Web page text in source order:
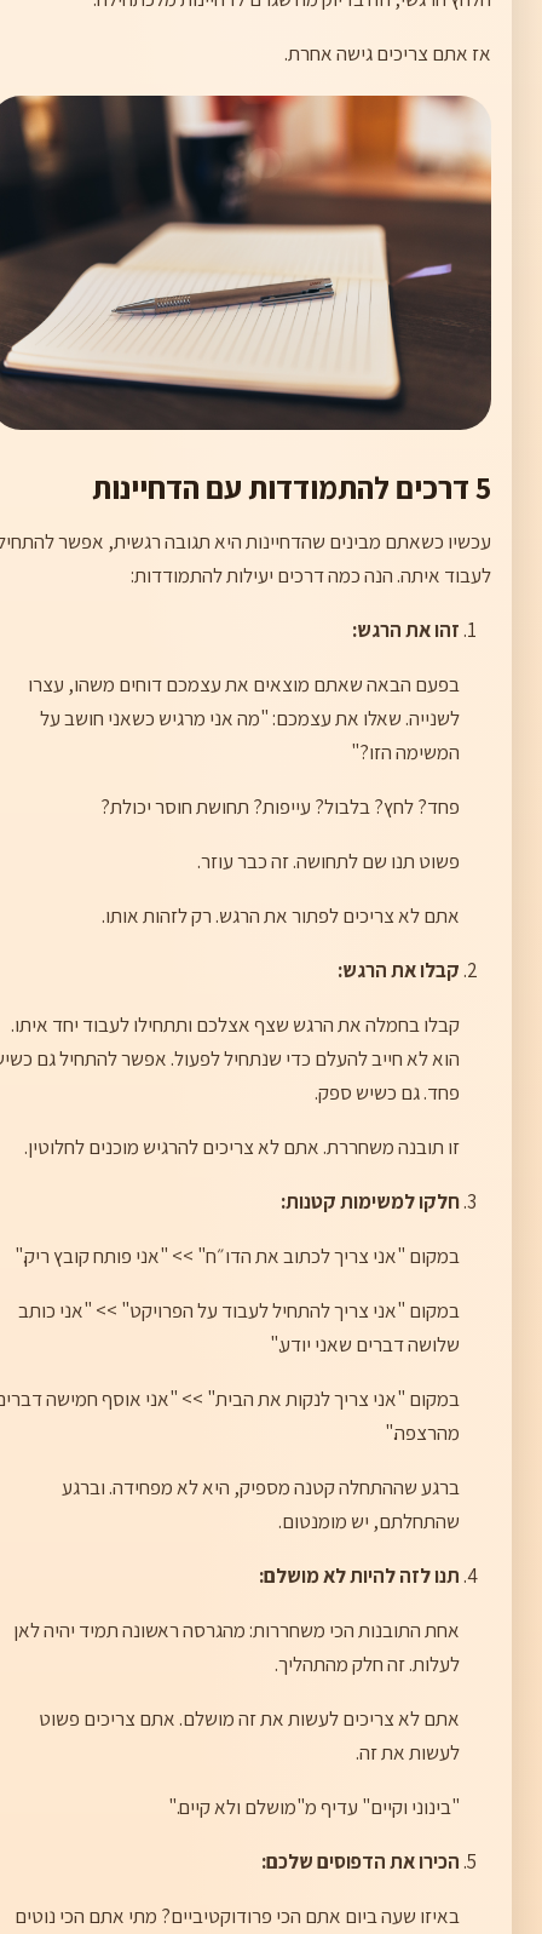
אז אתם צריכים גישה אחרת.
5 דרכים להתמודדות עם הדחיינות
עכשיו כשאתם מבינים שהדחיינות היא תגובה רגשית, אפשר
לעבוד איתה. הנה כמה דרכים יעילות להתמודדות:
זהו את הרגש:
בפעם הבאה שאתם מוצאים את עצמכם דוחים משהו, עצרו
לשנייה. שאלו את עצמכם: "מה אני מרגיש כשאני חושב על
המשימה הזו?"
פחד? לחץ? בלבול? עייפות? תחושת חוסר יכולת?
פשוט תנו שם לתחושה. זה כבר עוזר.
אתם לא צריכים לפתור את הרגש. רק לזהות אותו.
קבלו את הרגש:
קבלו בחמלה את הרגש שצף אצלכם ותתחילו לעבוד יחד איתו.
הוא לא חייב להעלם כדי שנתחיל לפעול. אפשר להתחיל גם
פחד. גם כשיש ספק.
זו תובנה משחררת. אתם לא צריכים להרגיש מוכנים לחלוטין.
חלקו למשימות קטנות:
במקום "אני צריך לכתוב את הדו״ח" >> "אני פותח קובץ ריק."
במקום "אני צריך להתחיל לעבוד על הפרויקט" >> "אני כותב
שלושה דברים שאני יודע."
במקום "אני צריך לנקות את הבית" >> "אני אוסף חמישה
מהרצפה."
ברגע שההתחלה קטנה מספיק, היא לא מפחידה. וברגע
שהתחלתם, יש מומנטום.
תנו לזה להיות לא מושלם:
אחת התובנות הכי משחררות: מהגרסה ראשונה תמיד יהיה לאן
לעלות. זה חלק מהתהליך.
אתם לא צריכים לעשות את זה מושלם. אתם צריכים פשוט
לעשות את זה.
"בינוני וקיים" עדיף מ"מושלם ולא קיים."
הכירו את הדפוסים שלכם:
באיזו שעה ביום אתם הכי פרודוקטיביים? מתי אתם הכי נוטים